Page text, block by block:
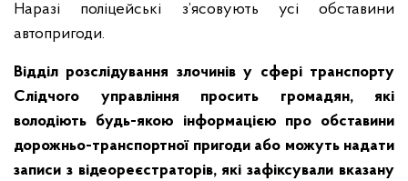
Наразі поліцейські з’ясовують усі обставини
автопригоди.
Відділ розслідування злочинів у сфері транспорту
Слідчого управління просить громадян, які
володіють будь-якою інформацією про обставини
дорожньо-транспортної пригоди або можуть надати
записи з відеореєстраторів, які зафіксували вказану